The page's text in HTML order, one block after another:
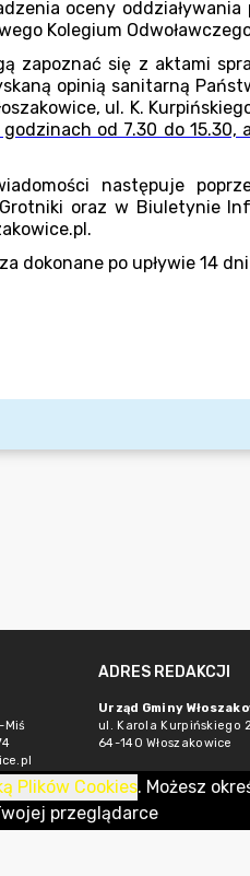
Miś
ADRES REDAKCJI
Urząd Gminy
ul. Karola Kurpińskiego
64-140 Włoszakowice
Plików Cookies. Możesz
przeglądarce